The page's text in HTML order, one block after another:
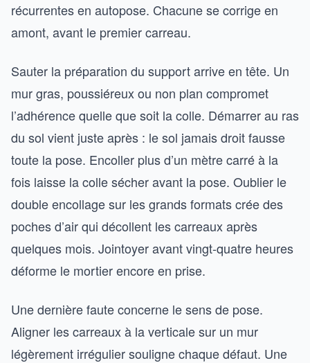
récurrentes en autopose. Chacune se corrige en
amont, avant le premier carreau.
Sauter la préparation du support arrive en tête. Un
mur gras, poussiéreux ou non plan compromet
l’adhérence quelle que soit la colle. Démarrer au ras
du sol vient juste après : le sol jamais droit fausse
toute la pose. Encoller plus d’un mètre carré à la
fois laisse la colle sécher avant la pose. Oublier le
double encollage sur les grands formats crée des
poches d’air qui décollent les carreaux après
quelques mois. Jointoyer avant vingt-quatre heures
déforme le mortier encore en prise.
Une dernière faute concerne le sens de pose.
Aligner les carreaux à la verticale sur un mur
légèrement irrégulier souligne chaque défaut. Une